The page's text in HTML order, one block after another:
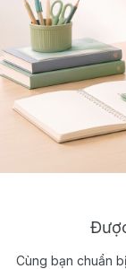
Cùng bạn chuẩn